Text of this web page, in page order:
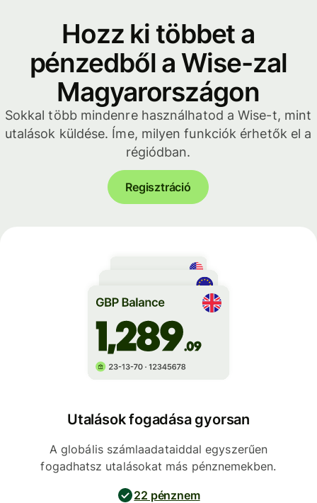
Hozz ki többet a
pénzedből a Wise-zal
Magyarországon
Sokkal több mindenre használhatod a Wise-t, mint
utalások küldése. Íme, milyen funkciók érhetők el a
régiódban.
Regisztráció
Utalások fogadása gyorsan
A globális számlaadataiddal egyszerűen
fogadhatsz utalásokat más pénznemekben.
22 pénznem